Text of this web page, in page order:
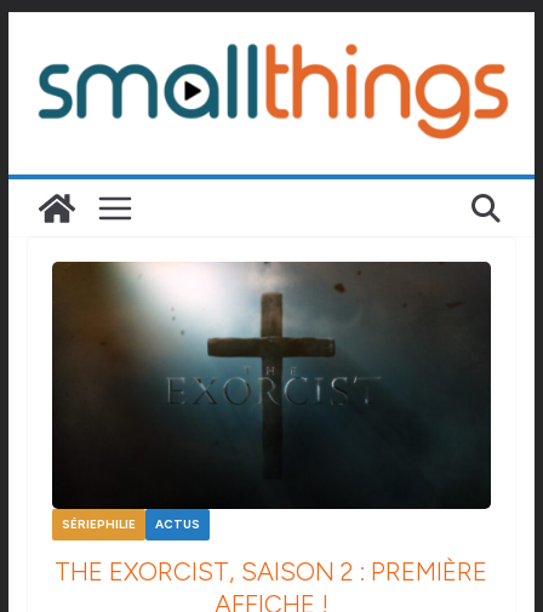
contenu
SÉRIEPHILIE ACTUS
THE EXORCIST, SAISON 2 : PREMIÈRE
AFFICHE !